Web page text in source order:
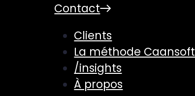
Contact
Clients
La méthode Caansoft
/insights
À propos